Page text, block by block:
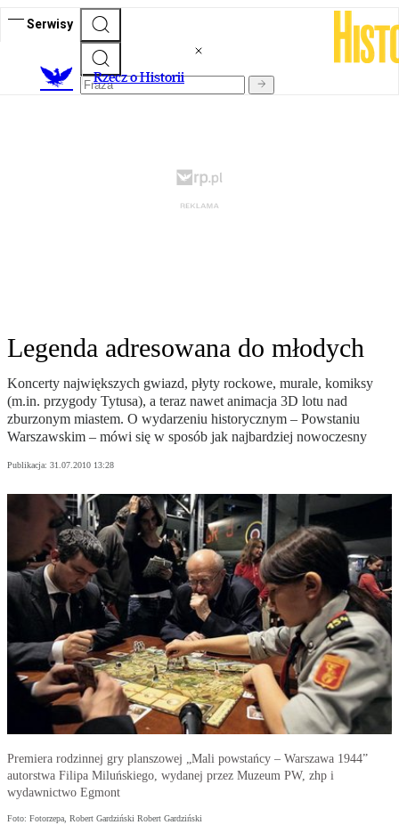
Serwisy
Rzecz o Historii
Legenda adresowana do młodych
Koncerty największych gwiazd, płyty rockowe, murale, komiksy
(m.in. przygody Tytusa), a teraz nawet animacja 3D lotu nad
zburzonym miastem. O wydarzeniu historycznym – Powstaniu
Warszawskim – mówi się w sposób jak najbardziej nowoczesny
Publikacja: 31.07.2010 13:28
Premiera rodzinnej gry planszowej „Mali powstańcy – Warszawa 1944”
autorstwa Filipa Miluńskiego, wydanej przez Muzeum PW, zhp i
wydawnictwo Egmont
Foto: Fotorzepa, Robert Gardziński Robert Gardziński